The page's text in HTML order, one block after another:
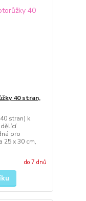
40 stran,
stran) k
pro
25 x 30 cm,
do 7 dnů